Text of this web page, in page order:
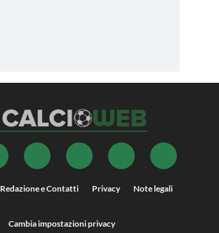
Redazione e Contatti Privacy Note legali
Cambia impostazioni privacy